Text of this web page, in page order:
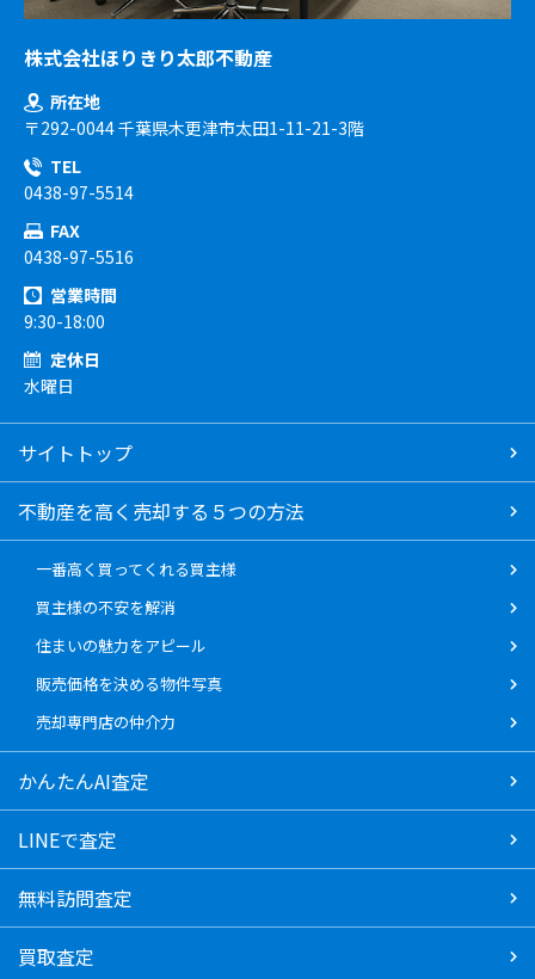
株式会社ほりきり太郎不動産
所在地
〒292-0044 千葉県木更津市太田1-11-21-3階
TEL
0438-97-5514
FAX
0438-97-5516
営業時間
9:30-18:00
定休日
水曜日
サイトトップ
不動産を高く売却する５つの方法
一番高く買ってくれる買主様
買主様の不安を解消
住まいの魅力をアピール
販売価格を決める物件写真
売却専門店の仲介力
かんたんAI査定
LINEで査定
無料訪問査定
買取査定